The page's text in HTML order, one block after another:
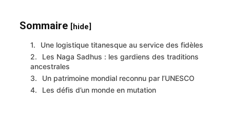
Sommaire [hide]
Une logistique titanesque au service des fidèles
Les Naga Sadhus : les gardiens des traditions
ancestrales
Un patrimoine mondial reconnu par l’UNESCO
Les défis d’un monde en mutation